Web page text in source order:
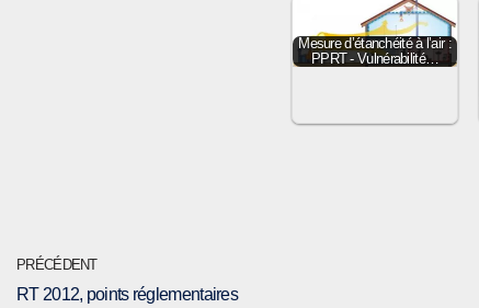
Mesure d’étanchéité à l’air :
PPRT - Vulnérabilité…
PRÉCÉDENT
RT 2012, points réglementaires